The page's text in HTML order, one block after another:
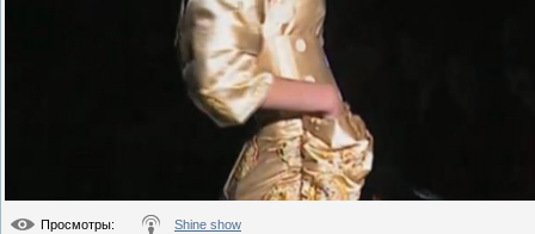
Просмотры: Shine show